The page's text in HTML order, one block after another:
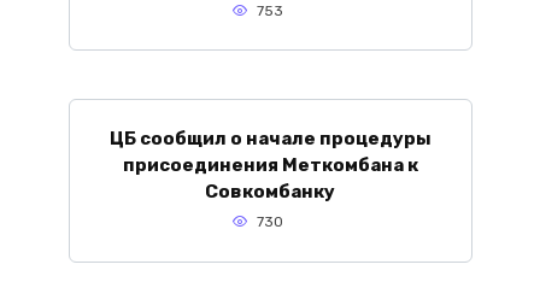
753
ЦБ сообщил о начале процедуры
присоединения Меткомбана к
Совкомбанку
730